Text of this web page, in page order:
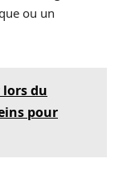
ou un
lors du
pour